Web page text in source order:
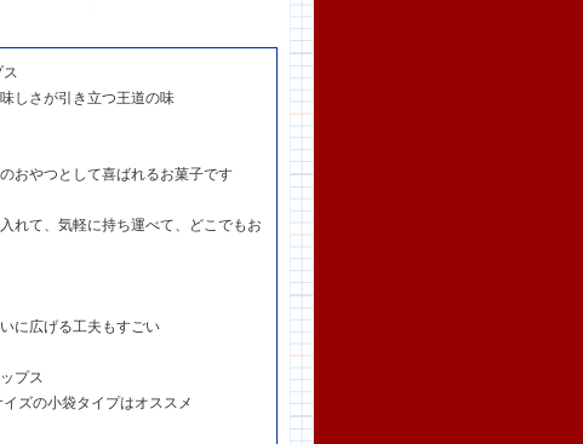
しさが引き立つ王道の味
おやつとして喜ばれるお菓子です
れて、気軽に持ち運べて、どこでもお
に広げる工夫もすごい
プス
ズの小袋タイプはオススメ